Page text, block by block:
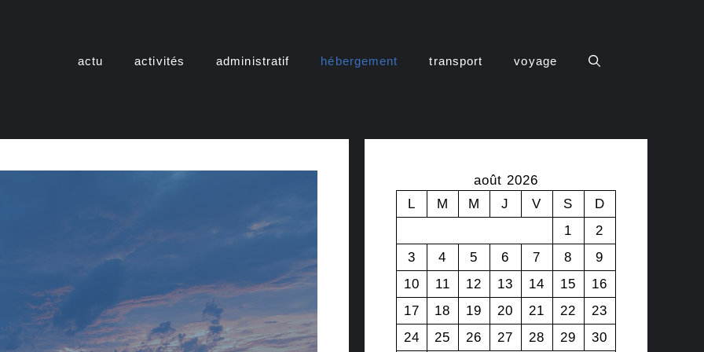
actu activités administratif hébergement transport voyage
août 2026
L
M M J V S
D
1
2
3
4 5 6 7 8
9
10
11 12 13 14 15
16
17
18 19 20 21 22
23
24
25 26 27 28 29
30